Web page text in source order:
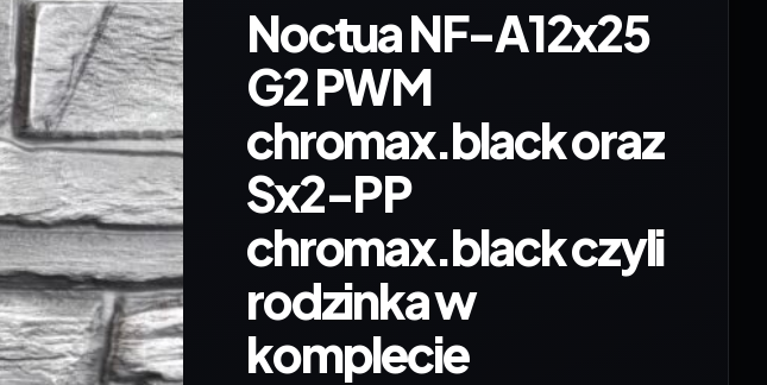
Noctua NF-A12x25
G2 PWM
chromax.black oraz
Sx2-PP
chromax.black czyli
rodzinka w
komplecie